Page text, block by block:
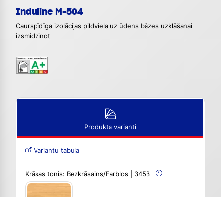
Induline M-504
Caurspīdīga izolācijas pildviela uz ūdens bāzes uzklāšanai
izsmidzinot
Produkta varianti
Variantu tabula
Krāsas tonis: Bezkrāsains/Farblos | 3453